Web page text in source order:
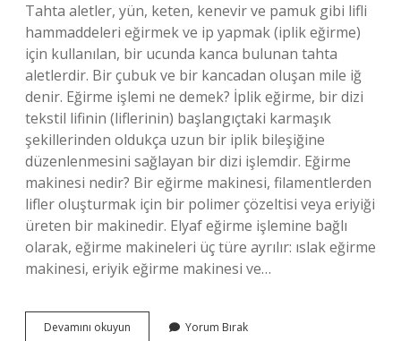
Tahta aletler, yün, keten, kenevir ve pamuk gibi lifli
hammaddeleri eğirmek ve ip yapmak (iplik eğirme)
için kullanılan, bir ucunda kanca bulunan tahta
aletlerdir. Bir çubuk ve bir kancadan oluşan mile iğ
denir. Eğirme işlemi ne demek? İplik eğirme, bir dizi
tekstil lifinin (liflerinin) başlangıçtaki karmaşık
şekillerinden oldukça uzun bir iplik bileşiğine
düzenlenmesini sağlayan bir dizi işlemdir. Eğirme
makinesi nedir? Bir eğirme makinesi, filamentlerden
lifler oluşturmak için bir polimer çözeltisi veya eriyiği
üreten bir makinedir. Elyaf eğirme işlemine bağlı
olarak, eğirme makineleri üç türe ayrılır: ıslak eğirme
makinesi, eriyik eğirme makinesi ve…
Devamını okuyun Yorum Bırak